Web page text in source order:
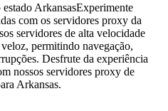
ArkansasExperimente
com os servidores proxy da
servidores de alta velocidade
permitindo navegação,
Desfrute da experiência
nossos servidores proxy de
Arkansas.